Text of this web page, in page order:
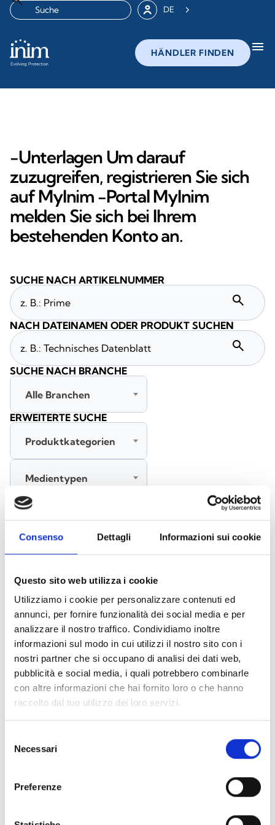
Consenso Dettagli Informazioni sui cookie
Questo sito web utilizza i cookie
Utilizziamo i cookie per personalizzare contenuti ed
annunci, per fornire funzionalità dei social media e per
analizzare il nostro traffico. Condividiamo inoltre
informazioni sul modo in cui utilizzi il nostro sito con i
nostri partner che si occupano di analisi dei dati web,
pubblicità e social media, i quali potrebbero combinarle
con altre informazioni che hai fornito loro o che hanno
raccolto dal tuo utilizzo dei loro servizi.
delNecessari
Preferenze
DE
HÄNDLER FINDEN menu
-Unterlagen Um darauf
zuzugreifen, registrieren Sie sich
auf MyInim -Portal MyInim
melden Sie sich bei Ihrem
bestehenden Konto an.
Zubehör für EB00-Meldersockel - Materialien(47)
Dokumente (6992)
Alle auswählen
Melden Sie sich an, bevor Sie Inhalte über das Symbol
herunterladen lock
SUCHE NACH ARTIKELNUMMER
search
NACH DATEINAMEN ODER PRODUKT SUCHEN
search
SUCHE NACH BRANCHE
Alle Branchen
ERWEITERTE SUCHE
Produktkategorien
Medientypen